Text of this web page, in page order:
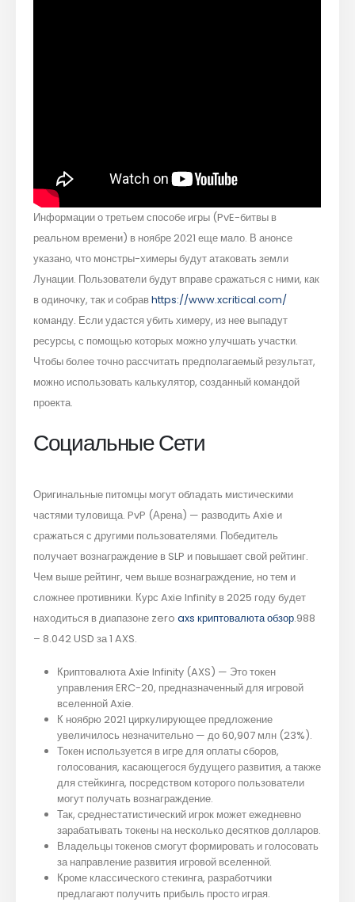
Информации о третьем способе игры (PvE-битвы в
реальном времени) в ноябре 2021 еще мало. В анонсе
указано, что монстры-химеры будут атаковать земли
Лунации. Пользователи будут вправе сражаться с ними, как
в одиночку, так и собравhttps://www.xcritical.com/
команду. Если удастся убить химеру, из нее выпадут
ресурсы, с помощью которых можно улучшать участки.
Чтобы более точно рассчитать предполагаемый результат,
можно использовать калькулятор, созданный командой
проекта.
Социальные Сети
Оригинальные питомцы могут обладать мистическими
частями туловища. PvP (Арена) — разводить Axie и
сражаться с другими пользователями. Победитель
получает вознаграждение в SLP и повышает свой рейтинг.
Чем выше рейтинг, чем выше вознаграждение, но тем и
сложнее противники. Курс Axie Infinity в 2025 году будет
находиться в диапазоне zeroaxs криптовалюта обзор.988
– 8.042 USD за 1 AXS.
Криптовалюта Axie Infinity (AXS) — Это токен
управления ERC-20, предназначенный для игровой
вселенной Axie.
К ноябрю 2021 циркулирующее предложение
увеличилось незначительно — до 60,907 млн (23%).
Токен используется в игре для оплаты сборов,
голосования, касающегося будущего развития, а также
для стейкинга, посредством которого пользователи
могут получать вознаграждение.
Так, среднестатистический игрок может ежедневно
зарабатывать токены на несколько десятков долларов.
Владельцы токенов смогут формировать и голосовать
за направление развития игровой вселенной.
Кроме классического стекинга, разработчики
предлагают получить прибыль просто играя.